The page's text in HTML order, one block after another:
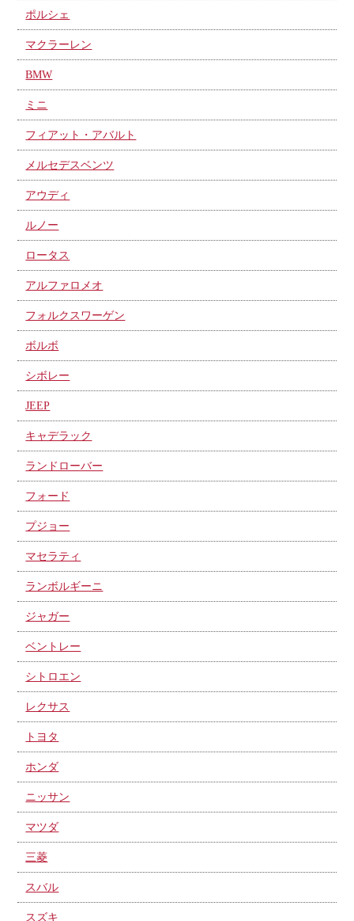
ポルシェ
マクラーレン
BMW
ミニ
フィアット・アバルト
メルセデスベンツ
アウディ
ルノー
ロータス
アルファロメオ
フォルクスワーゲン
ボルボ
シボレー
JEEP
キャデラック
ランドローバー
フォード
プジョー
マセラティ
ランボルギーニ
ジャガー
ベントレー
シトロエン
レクサス
トヨタ
ホンダ
ニッサン
マツダ
三菱
スバル
スズキ